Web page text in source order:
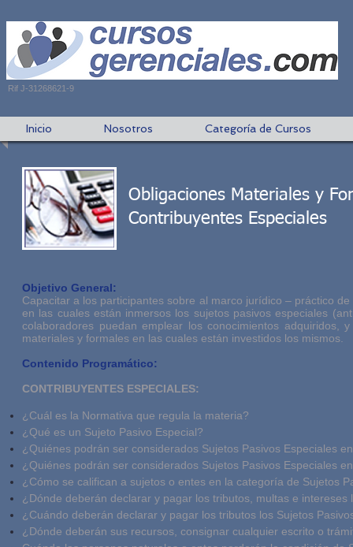
Rif J-31268621-9
Inicio Nosotros Categoría de Cursos
Obligaciones Materiales y
Contribuyentes Especiales
Objetivo General:
Capacitar a los participantes sobre al marco jurídico – práctico
en las cuales están inmersos los sujetos pasivos especiales
colaboradores puedan emplear los conocimientos
materiales y formales en las cuales están investidos los mismos.
Contenido Programático:
CONTRIBUYENTES ESPECIALES:
¿Cuál es la Normativa que regula la materia?
¿Qué es un Sujeto Pasivo Especial?
¿Quiénes podrán ser considerados Sujetos Pasivos Especiales
¿Quiénes podrán ser considerados Sujetos Pasivos Especiales
¿Cómo se califican a sujetos o entes en la categoría de Sujetos
¿Dónde deberán declarar y pagar los tributos, multas e intereses
¿Cuándo deberán declarar y pagar los tributos los Sujetos
¿Dónde deberán sus recursos, consignar cualquier escrito o